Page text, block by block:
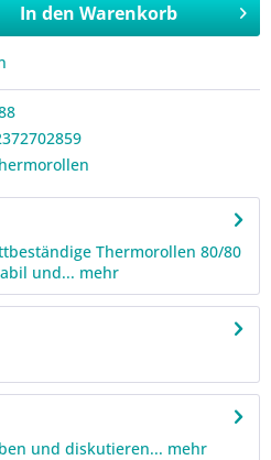
In den Warenkorb
Thermorollen 80/80
und... mehr
und diskutieren... mehr